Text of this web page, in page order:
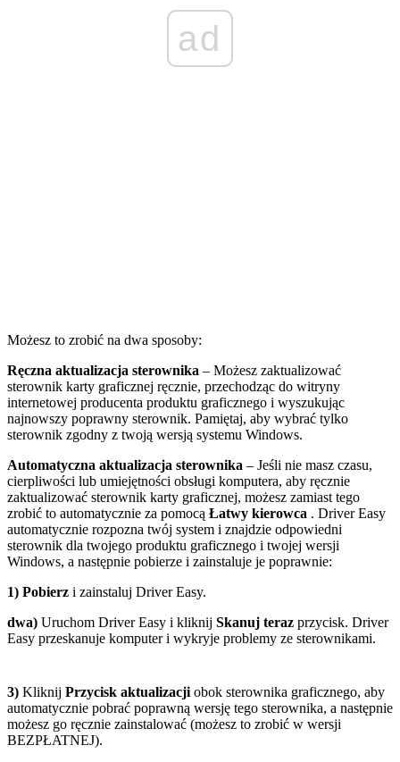
ad
Możesz to zrobić na dwa sposoby:
Ręczna aktualizacja sterownika – Możesz zaktualizować
sterownik karty graficznej ręcznie, przechodząc do witryny
internetowej producenta produktu graficznego i wyszukując
najnowszy poprawny sterownik. Pamiętaj, aby wybrać tylko
sterownik zgodny z twoją wersją systemu Windows.
Automatyczna aktualizacja sterownika – Jeśli nie masz czasu,
cierpliwości lub umiejętności obsługi komputera, aby ręcznie
zaktualizować sterownik karty graficznej, możesz zamiast tego
zrobić to automatycznie za pomocą Łatwy kierowca . Driver Easy
automatycznie rozpozna twój system i znajdzie odpowiedni
sterownik dla twojego produktu graficznego i twojej wersji
Windows, a następnie pobierze i zainstaluje je poprawnie:
1) Pobierz i zainstaluj Driver Easy.
dwa) Uruchom Driver Easy i kliknij Skanuj teraz przycisk. Driver
Easy przeskanuje komputer i wykryje problemy ze sterownikami.
3) Kliknij Przycisk aktualizacji obok sterownika graficznego, aby
automatycznie pobrać poprawną wersję tego sterownika, a następnie
możesz go ręcznie zainstalować (możesz to zrobić w wersji
BEZPŁATNEJ).